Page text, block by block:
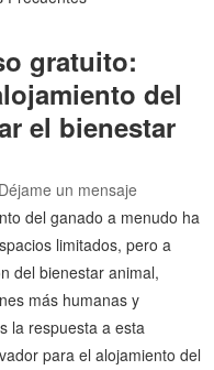
gratuito:
del
el bienestar
Déjame un mensaje
del ganado a menudo ha
limitados, pero a
del bienestar animal,
más humanas y
la respuesta a esta
para el alojamiento del